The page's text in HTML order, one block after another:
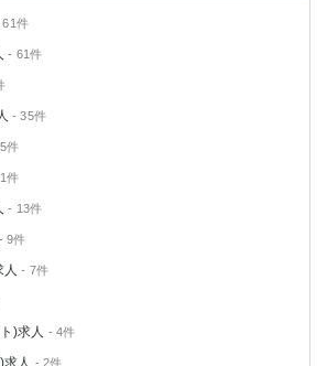
61件
- 61件
- 35件
件
件
- 13件
- 9件
人 - 7件
)求人 - 4件
人 - 2件